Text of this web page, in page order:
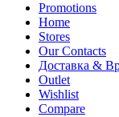
Promotions
Home
Stores
Our Contacts
Доставка &
Outlet
Wishlist
Compare